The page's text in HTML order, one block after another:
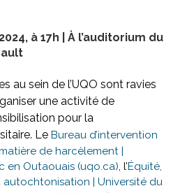
à 17h | À l’auditorium du
au sein de l’UQO sont ravies
une activité de
pour la
Le Bureau d’intervention
de harcèlement |
en Outaouais (uqo.ca), l’Équité,
autochtonisation | Université du